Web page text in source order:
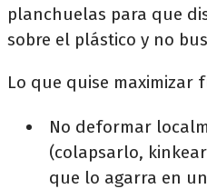
planchuelas para que
sobre el plástico y no
Lo que quise maximizar
No deformar
(colapsarlo,
que lo agarra en